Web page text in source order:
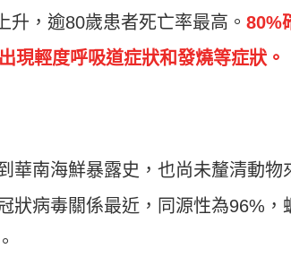
，逾80歲患者死亡率最高。 80%
現輕度呼吸道症狀和發燒等症狀。
華南海鮮暴露史，也尚未釐清動物
狀病毒關係最近，同源性為96%，